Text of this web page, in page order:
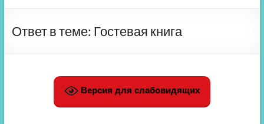
Ответ в теме: Гостевая книга
Версия для слабовидящих